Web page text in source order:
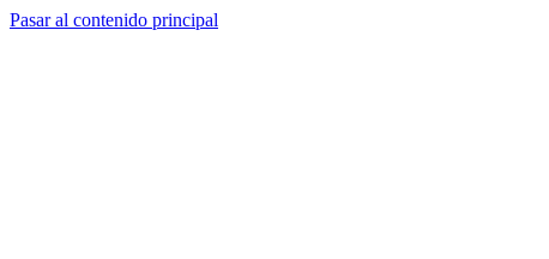
Pasar al contenido principal